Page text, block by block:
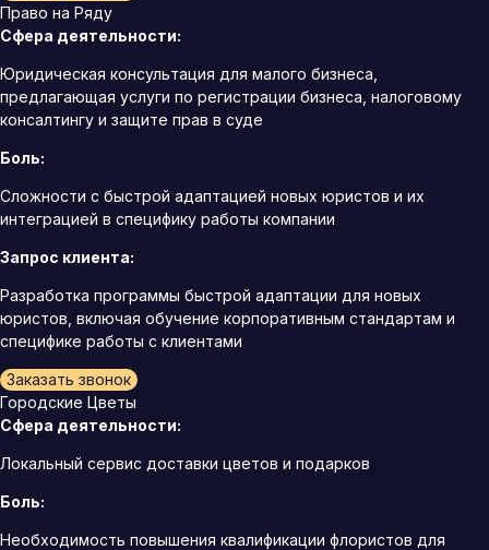
Право на Ряду
Сфера деятельности:
Юридическая консультация для малого бизнеса,
предлагающая услуги по регистрации бизнеса, налоговому
консалтингу и защите прав в суде
Боль:
Сложности с быстрой адаптацией новых юристов и их
интеграцией в специфику работы компании
Запрос клиента:
Разработка программы быстрой адаптации для новых
юристов, включая обучение корпоративным стандартам и
специфике работы с клиентами
Заказать звонок
Городские Цветы
Сфера деятельности:
Локальный сервис доставки цветов и подарков
Боль:
Необходимость повышения квалификации флористов для